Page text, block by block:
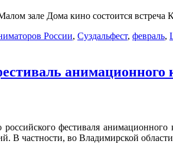
зале Дома кино состоится
России, Суздальфест, февраль,
анимационного
фестиваля
В частности, во Владимирской